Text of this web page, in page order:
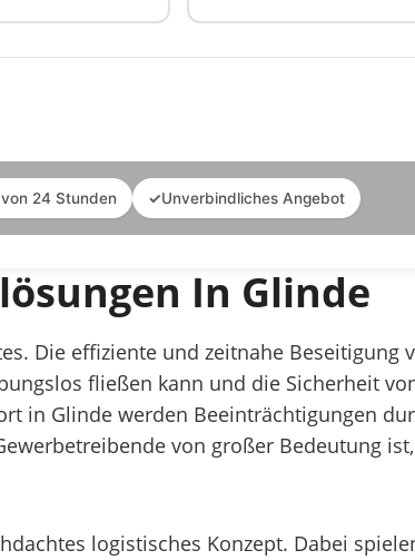
24 Stunden ✓Unverbindliches Angebot
In Glinde
Die effiziente und zeitnahe Beseitigung
fließen kann und die Sicherheit
in Glinde werden Beeinträchtigungen
von großer Bedeutung
logistisches Konzept. Dabei